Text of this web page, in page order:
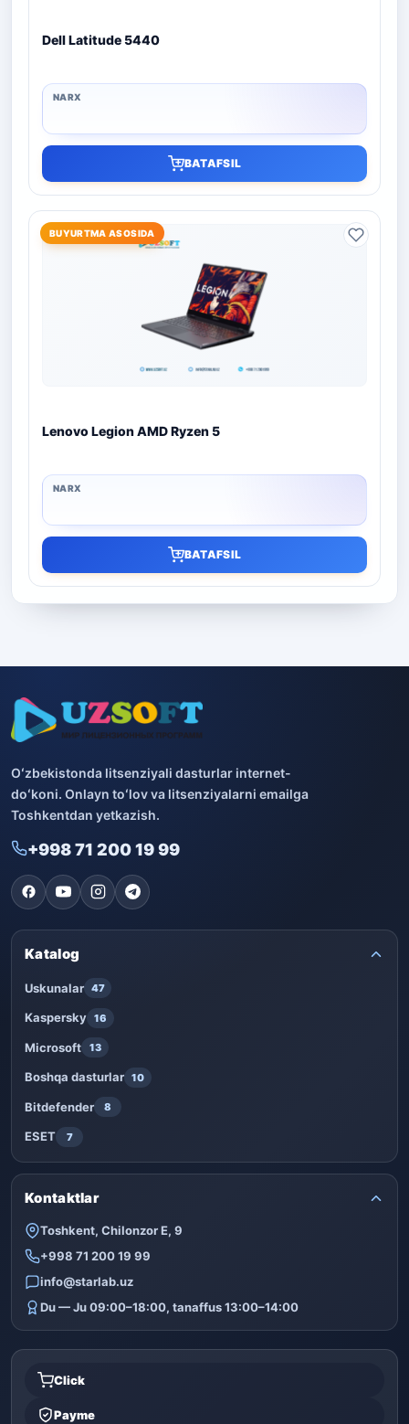
Dell Latitude 5440
BATAFSIL
BUYURTMA ASOSIDA
Lenovo Legion AMD Ryzen 5
BATAFSIL
Oʻzbekistonda litsenziyali dasturlar internet-
doʻkoni. Onlayn toʻlov va litsenziyalarni emailga
Toshkentdan yetkazish.
+998 71 200 19 99
Katalog
Uskunalar 47
Kaspersky 16
Microsoft 13
Boshqa dasturlar 10
Bitdefender 8
ESET 7
Kontaktlar
Toshkent, Chilonzor E, 9
+998 71 200 19 99
info@starlab.uz
Du — Ju 09:00–18:00, tanaffus 13:00–14:00
Click
Payme